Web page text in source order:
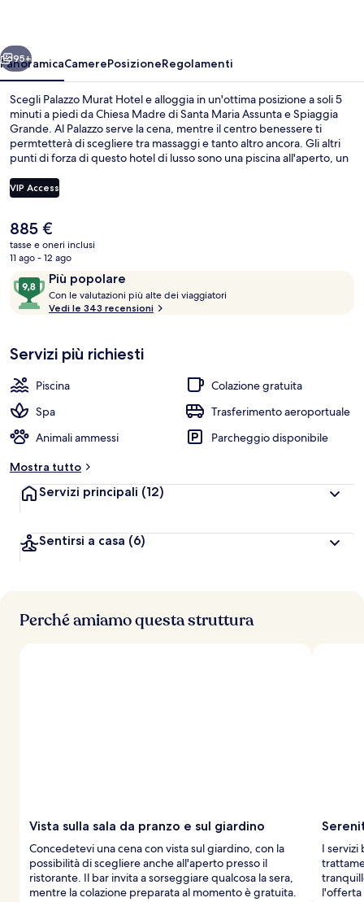
Avanti
95+
PanoramicaCamerePosizioneRegolamenti
Scegli Palazzo Murat Hotel e alloggia in un'ottima posizione a soli 5
minuti a piedi da Chiesa Madre di Santa Maria Assunta e Spiaggia
Grande. Al Palazzo serve la cena, mentre il centro benessere ti
permtetterà di scegliere tra massaggi e tanto altro ancora. Gli altri
punti di forza di questo hotel di lusso sono una piscina all'aperto, un
il personale gentile della struttura.
VIP Access
Il
prezzo
attuale
885 €
885 €
tasse e oneri inclusi
11 ago - 12 ago
RecensioniPiù popolare
9,8
su
10,
popolare
Con le valutazioni più alte dei viaggiatori
a
u
z
a
g
i
a
t
o
r
Vedi le 343 recensioni
Servizi più richiesti
Piscina
Colazione gratuita
Spa
Trasferimento aeroportuale
Animali ammessi
Parcheggio disponibile
Mostra tutto
Servizi principali (12)
Sentirsi a casa (6)
Perché amiamo questa struttura
Vista sulla sala da pranzo e sul giardino
Concedetevi una cena con vista sul giardino, con la
possibilità di scegliere anche all'aperto presso il
ristorante. Il bar invita a sorseggiare qualcosa la sera,
mentre la colazione preparata al momento è gratuita.
I servizi
l'offerta